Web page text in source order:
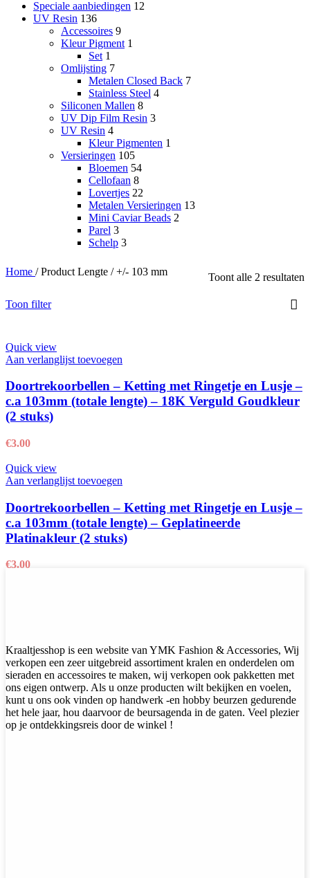
Speciale aanbiedingen 12
UV Resin 136
Accessoires 9
Kleur Pigment 1
Set 1
Omlijsting 7
Metalen Closed Back 7
Stainless Steel 4
Siliconen Mallen 8
UV Dip Film Resin 3
UV Resin 4
Kleur Pigmenten 1
Versieringen 105
Bloemen 54
Cellofaan 8
Lovertjes 22
Metalen Versieringen 13
Mini Caviar Beads 2
Parel 3
Schelp 3
Home / Product Lengte / +/- 103 mm Toont alle 2 resultaten
Toon filter
Quick view
Aan verlanglijst toevoegen
Doortrekoorbellen – Ketting met Ringetje en Lusje –
c.a 103mm (totale lengte) – 18K Verguld Goudkleur
(2 stuks)
€3.00
Quick view
Aan verlanglijst toevoegen
Doortrekoorbellen – Ketting met Ringetje en Lusje –
c.a 103mm (totale lengte) – Geplatineerde
Platinakleur (2 stuks)
€3.00
Kraaltjesshop is een website van YMK Fashion & Accessories, Wij
verkopen een zeer uitgebreid assortiment kralen en onderdelen om
sieraden en accessoires te maken, wij verkopen ook pakketten met
ons eigen ontwerp. Als u onze producten wilt bekijken en voelen,
kunt u ons ook vinden op handwerk -en hobby beurzen gedurende
het hele jaar, hou daarvoor de beursagenda in de gaten. Veel plezier
op je ontdekkingsreis door de winkel !